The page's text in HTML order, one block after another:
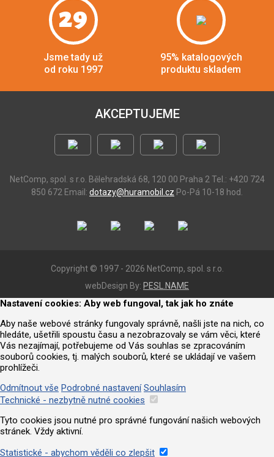
29
Jsme tady už
od roku 1997
95% katalogových
produktu skladem
AKCEPTUJEME
NetComp, spol. s r.o. Bělehradská 68, 120 00 Praha 2 Tel.: +420 724
850 672 Email: dotazy@huramobil.cz Po-Pá 10-18 hod.
Copyright © 1997 - 2026 NetComp, spol. s r.o.
webDesign By: PESL.NAME
Nastavení cookies: Aby web fungoval, tak jak ho znáte
Aby naše webové stránky fungovaly správně, našli jste na nich, co
hledáte, ušetřili spoustu času a nezobrazovaly se vám věci, které
Vás nezajímají, potřebujeme od Vás souhlas se zpracováním
souborů cookies, tj. malých souborů, které se ukládají ve vašem
prohlížeči.
Odmítnout vše Podrobné nastavení Souhlasím
Technické - nezbytně nutné cookies
Tyto cookies jsou nutné pro správné fungování našich webových
stránek. Vždy aktivní.
Statistické - abychom věděli co zlepšit